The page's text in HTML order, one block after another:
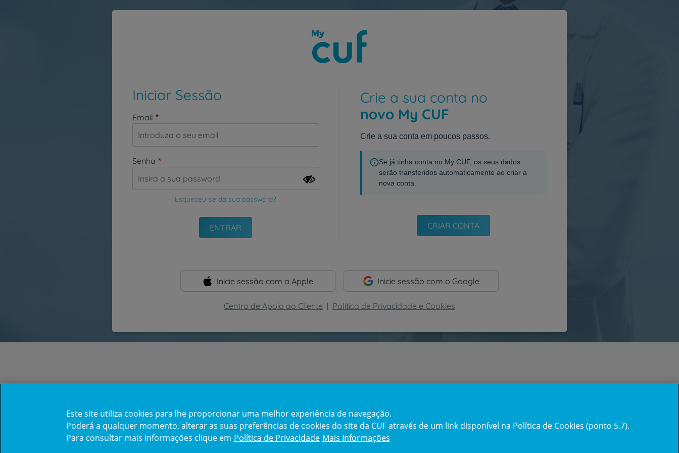
Iniciar Sessão
Email
Senha
Esqueceu-se da sua password?
Crie a sua conta no
novo My CUF
Crie a sua conta em poucos passos.
Se já tinha conta no My CUF, os seus dados
serão transferidos automaticamente ao criar a
nova conta.
CRIAR CONTA
Inicie sessão com a Apple Inicie sessão com o Google
Centro de Apoio ao Cliente | Política de Privacidade e Cookies
Este site utiliza cookies para lhe proporcionar uma melhor experiência de navegação.
Poderá a qualquer momento, alterar as suas preferências de cookies do site da CUF através de um link disponível na Política de Cookies (ponto 5.7).
Para consultar mais informações clique em Política de Privacidade Mais Informações